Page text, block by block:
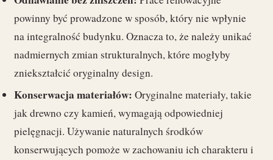
powinny być prowadzone w sposób, który nie wpłynie
na integralność budynku. Oznacza to, że należy unikać
nadmiernych zmian strukturalnych, które mogłyby
zniekształcić oryginalny design.
Konserwacja materiałów: Oryginalne materiały, takie
jak drewno czy kamień, wymagają odpowiedniej
pielęgnacji. Używanie naturalnych środków
konserwujących pomoże w zachowaniu ich charakteru i